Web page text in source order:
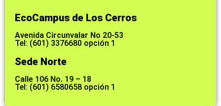
EcoCampus de Los Cerros
Avenida Circunvalar No 20-53
Tel: (601) 3376680 opción 1
Sede Norte
Calle 106 No. 19 – 18
Tel: (601) 6580658 opción 1